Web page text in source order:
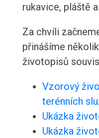
rukavice, pláště
Za chvíli
přinášíme
životopisů
Vzorový
terénních
Ukázka
Ukázka